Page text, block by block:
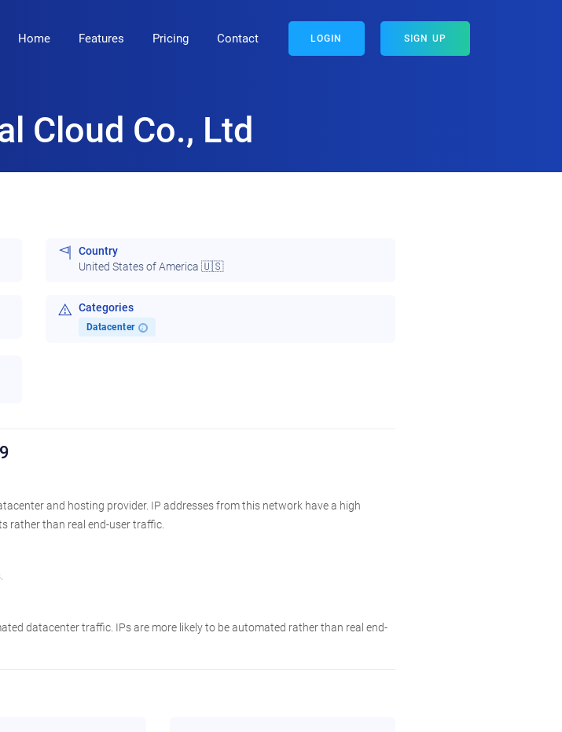
Home Features Pricing Contact LOGIN SIGN UP
Cloud Co., Ltd
Country
United States of America 🇺🇸
Categories
Datacenter i
and hosting provider. IP addresses from this network have a high
rather than real end-user traffic.
datacenter traffic. IPs are more likely to be automated rather than real end-